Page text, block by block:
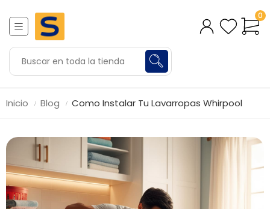
0
Inicio Blog Como Instalar Tu Lavarropas Whirpool